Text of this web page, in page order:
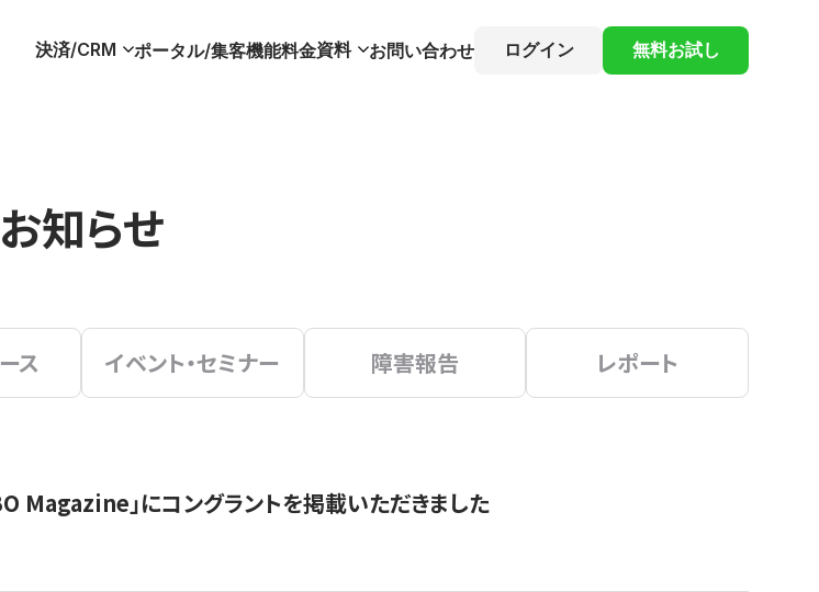
決済/CRM ポータル/集客機能料金資料 お問い合わせ ログイン 無料お試し
お知らせ
ス イベント・セミナー 障害報告 レポート
Magazine」にコングラントを掲載いただきました